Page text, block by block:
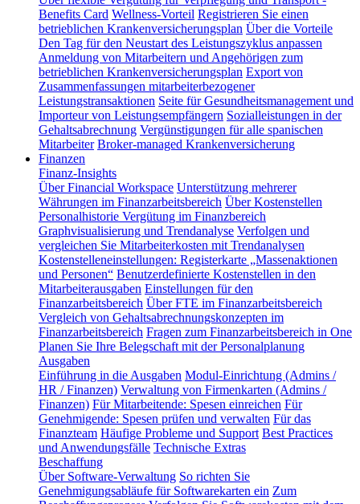
Benefits Card Wellness-Vorteil Registrieren Sie einen
betrieblichen Krankenversicherungsplan Über die Vorteile
Den Tag für den Neustart des Leistungszyklus anpassen
Anmeldung von Mitarbeitern und Angehörigen zum
betrieblichen Krankenversicherungsplan Export von
Zusammenfassungen mitarbeiterbezogener
Leistungstransaktionen Seite für Gesundheitsmanagement und
Importeur von Leistungsempfängern Sozialleistungen in der
Gehaltsabrechnung Vergünstigungen für alle spanischen
Mitarbeiter Broker-managed Krankenversicherung
Finanzen
Finanz-Insights
Über Financial Workspace Unterstützung mehrerer
Währungen im Finanzarbeitsbereich Über Kostenstellen
Personalhistorie Vergütung im Finanzbereich
Graphvisualisierung und Trendanalyse Verfolgen und
vergleichen Sie Mitarbeiterkosten mit Trendanalysen
Kostenstelleneinstellungen: Registerkarte „Massenaktionen
und Personen“ Benutzerdefinierte Kostenstellen in den
Mitarbeiterausgaben Einstellungen für den
Finanzarbeitsbereich Über FTE im Finanzarbeitsbereich
Vergleich von Gehaltsabrechnungskonzepten im
Finanzarbeitsbereich Fragen zum Finanzarbeitsbereich in One
Planen Sie Ihre Belegschaft mit der Personalplanung
Ausgaben
Einführung in die Ausgaben Modul-Einrichtung (Admins /
HR / Finanzen) Verwaltung von Firmenkarten (Admins /
Finanzen) Für Mitarbeitende: Spesen einreichen Für
Genehmigende: Spesen prüfen und verwalten Für das
Finanzteam Häufige Probleme und Support Best Practices
und Anwendungsfälle Technische Extras
Beschaffung
Über Software-Verwaltung So richten Sie
Genehmigungsabläufe für Softwarekarten ein Zum